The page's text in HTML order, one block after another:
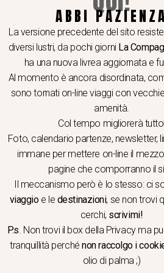
e seminari
e viaggi video e fotografici
School
& gastronomia
in caicco
dello Spirito
e Arte
dei quattro sensi
a Piedi
di nozze
ABBI PAZIENZA
La versione precedente del sito
diversi lustri, da pochi giorni La
ha una nuova livrea aggiornata e
Al momento è ancora disordinata,
sono tornati on-line viaggi con
amenità.
Col tempo migliorerà
Foto, calendario partenze, newsletter,
immane per mettere on-line il
pagine che comporranno il
Il meccanismo però è lo stesso: ci
viaggioe le destinazioni, se non trovi
cerchi, scrivimi!
P.s. Non trovi il box della Privacy ma
tranquillitàperchénon raccolgo i
olio di palma ;)